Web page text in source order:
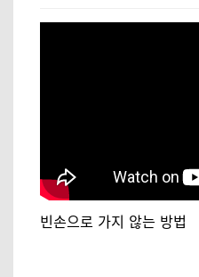
빈손으로 가지 않는 방법